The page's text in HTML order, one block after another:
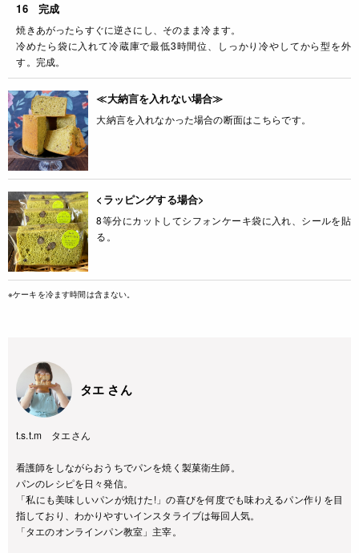
16 完成
焼きあがったらすぐに逆さにし、そのまま冷ます。
冷めたら袋に入れて冷蔵庫で最低3時間位、しっかり冷やしてから型を外
す。完成。
≪大納言を入れない場合≫
大納言を入れなかった場合の断面はこちらです。
<ラッピングする場合>
8等分にカットしてシフォンケーキ袋に入れ、シールを貼
る。
※ケーキを冷ます時間は含まない。
タエ さん
t.s.t.m タエさん
看護師をしながらおうちでパンを焼く製菓衛生師。
パンのレシピを日々発信。
「私にも美味しいパンが焼けた!」の喜びを何度でも味わえるパン作りを目
指しており、わかりやすいインスタライブは毎回人気。
「タエのオンラインパン教室」主宰。